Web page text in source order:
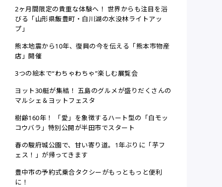
2ヶ月間限定の貴重な体験へ！ 世界からも注目を浴
びる「山形県飯豊町・白川湖の水没林ライトアッ
プ」
熊本地震から10年、復興の今を伝える「熊本市物産
店」開催
3つの絵本で“わちゃわちゃ”楽しむ展覧会
ヨット30艇が集結！ 五島のグルメが盛りだくさんの
マルシェ＆ヨットフェスタ
樹齢160年！ 「愛」を象徴するハート型の「白モッ
コウバラ」特別公開が半田市でスタート
春の駿府城公園で、甘い寄り道。1年ぶりに「芋フ
ェス！」が帰ってきます
豊中市の予約式乗合タクシーがもっともっと便利
に！